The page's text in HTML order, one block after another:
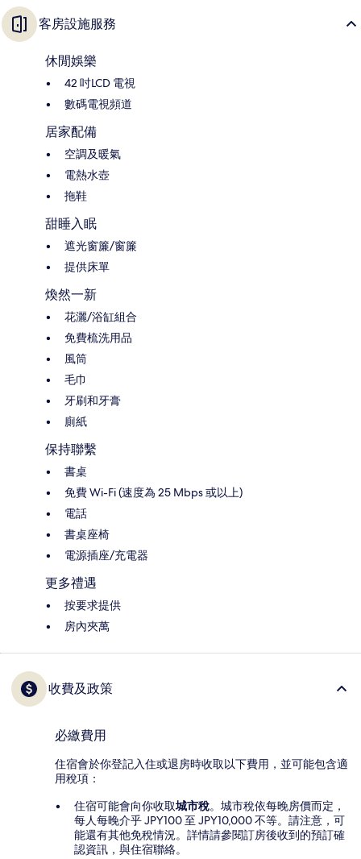
客房設施服務
休閒娛樂
42 吋LCD 電視
數碼電視頻道
居家配備
空調及暖氣
電熱水壺
拖鞋
甜睡入眠
遮光窗簾/窗簾
提供床單
煥然一新
花灑/浴缸組合
免費梳洗用品
風筒
毛巾
牙刷和牙膏
廁紙
保持聯繫
書桌
免費 Wi-Fi (速度為 25 Mbps 或以上)
電話
書桌座椅
電源插座/充電器
更多禮遇
按要求提供
房內夾萬
收費及政策
必繳費用
住宿會於你登記入住或退房時收取以下費用，並可能包含適
用稅項：
住宿可能會向你收取城市稅。城市稅依每晚房價而定，
每人每晚介乎 JPY100 至 JPY10,000 不等。請注意，可
能還有其他免稅情況。詳情請參閱訂房後收到的預訂確
認資訊，與住宿聯絡。